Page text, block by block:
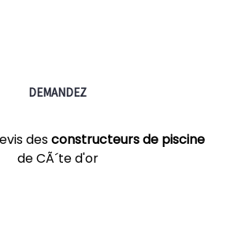
DEMANDEZ
desconstructeurs de piscine
de CÃ´te d'or